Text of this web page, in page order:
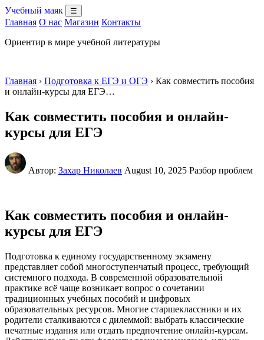
Учебный маяк ☰
Главная О нас Магазин Контакты
Ориентир в мире учебной литературы
Главная › Подготовка к ЕГЭ и ОГЭ › Как совместить пособия
и онлайн-курсы для ЕГЭ…
Как совместить пособия и онлайн-
курсы для ЕГЭ
Автор: Захар Николаев August 10, 2025 Разбор проблем
Как совместить пособия и онлайн-
курсы для ЕГЭ
Подготовка к единому государственному экзамену
представляет собой многоступенчатый процесс, требующий
системного подхода. В современной образовательной
практике всё чаще возникает вопрос о сочетании
традиционных учебных пособий и цифровых
образовательных ресурсов. Многие старшеклассники и их
родители сталкиваются с дилеммой: выбрать классические
печатные издания или отдать предпочтение онлайн-курсам.